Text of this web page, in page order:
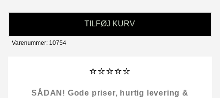
TILFØJ KURV
Varenummer: 10754
⭐⭐⭐⭐⭐
SÅDAN! Gode priser, hurtig levering &